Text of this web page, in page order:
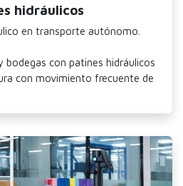
hidráulicos
en transporte autónomo.
bodegas con patines hidráulicos
con movimiento frecuente de